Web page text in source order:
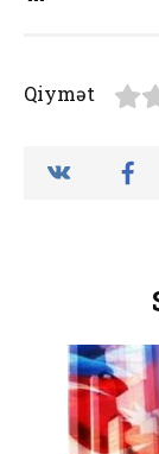
Qiymət